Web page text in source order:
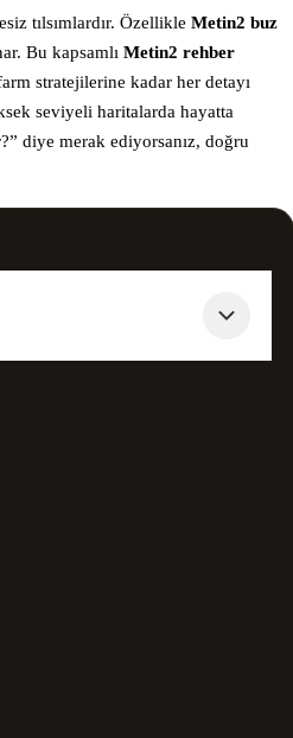
tılsımlardır. Özellikle Metin2 buz
Bu kapsamlı Metin2 rehber
stratejilerine kadar her detayı
seviyeli haritalarda hayatta
diye merak ediyorsanız, doğru